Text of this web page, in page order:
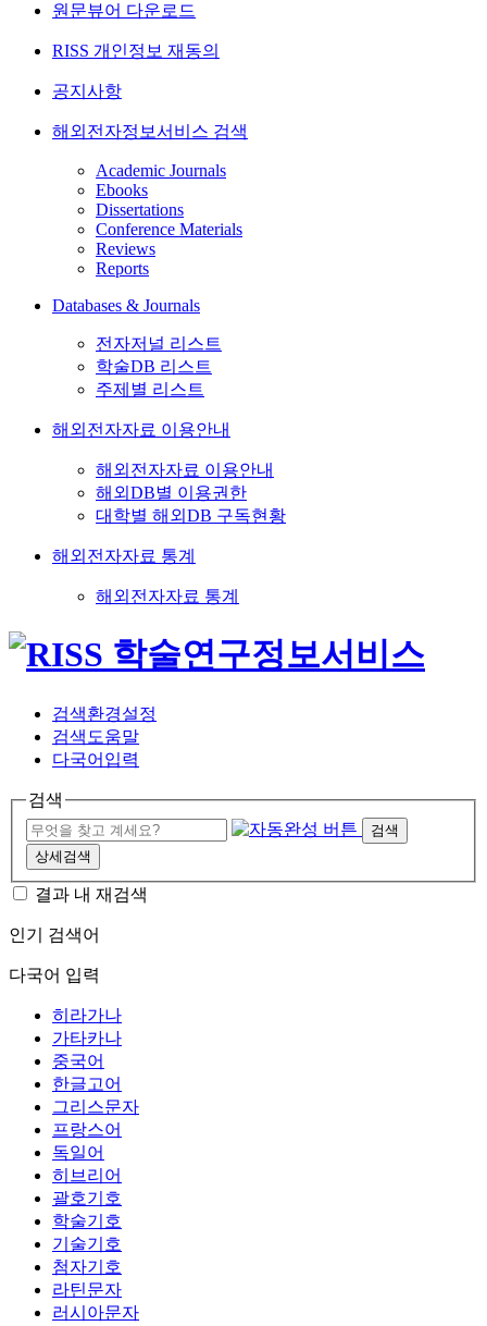
원문뷰어 다운로드
RISS 개인정보 재동의
공지사항
해외전자정보서비스 검색
Academic Journals
Ebooks
Dissertations
Conference Materials
Reviews
Reports
Databases & Journals
전자저널 리스트
학술DB 리스트
주제별 리스트
해외전자자료 이용안내
해외전자자료 이용안내
해외DB별 이용권한
대학별 해외DB 구독현황
해외전자자료 통계
해외전자자료 통계
검색환경설정
검색도움말
다국어입력
검색
검색
상세검색
결과 내 재검색
인기 검색어
다국어 입력
히라가나
가타카나
중국어
한글고어
그리스문자
프랑스어
독일어
히브리어
괄호기호
학술기호
기술기호
첨자기호
라틴문자
러시아문자